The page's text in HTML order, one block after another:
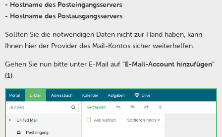
- Hostname des Posteingangsservers
- Hostname des Postausgangsservers
Sollten Sie die notwendigen Daten nicht zur Hand haben, kann
Ihnen hier der Provider des Mail-Kontos sicher weiterhelfen.
Gehen Sie nun bitte unter E-Mail auf "E-Mail-Account hinzufügen"
(1).